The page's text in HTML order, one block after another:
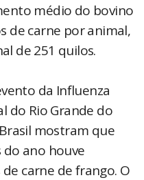
médio do bovino
de carne por animal,
de 251 quilos.
da Influenza
do Rio Grande do
mostram que
do ano houve
carne de frango. O